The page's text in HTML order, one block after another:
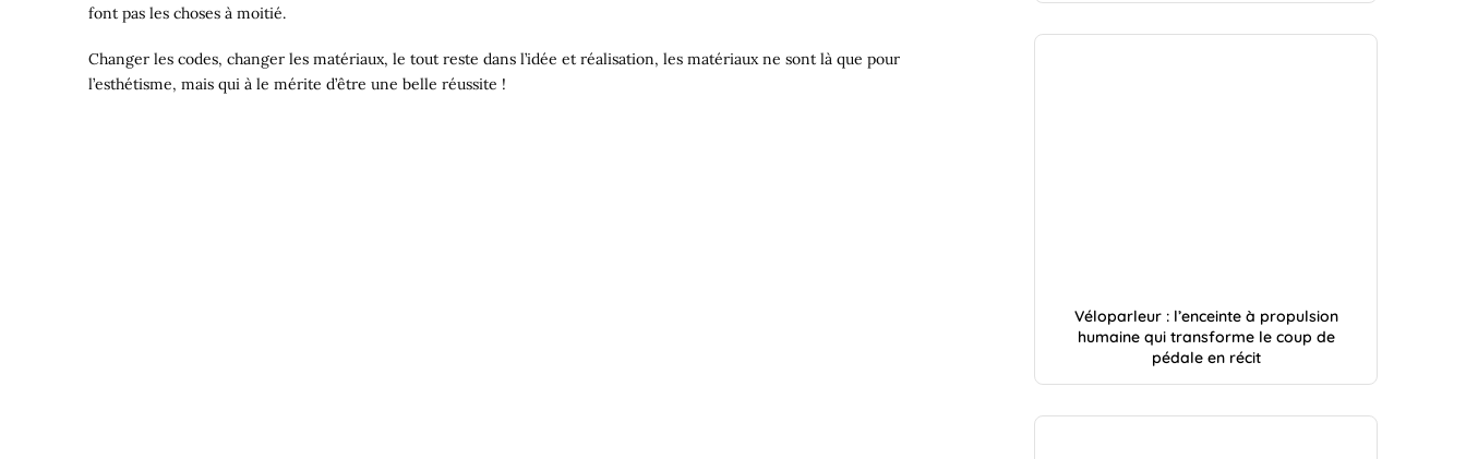
font pas les choses à moitié.
Changer les codes, changer les matériaux, le tout reste dans l’idée et réalisation, les matériaux ne sont là que pour
l’esthétisme, mais qui à le mérite d’être une belle réussite !
Véloparleur : l’enceinte à propulsion
humaine qui transforme le coup de
pédale en récit